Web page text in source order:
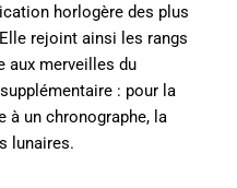
horlogère des plus
rejoint ainsi les rangs
aux merveilles du
: pour la
à un chronographe, la
lunaires.